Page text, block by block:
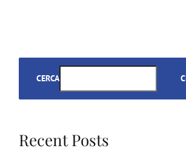
CERCA
Recent Posts